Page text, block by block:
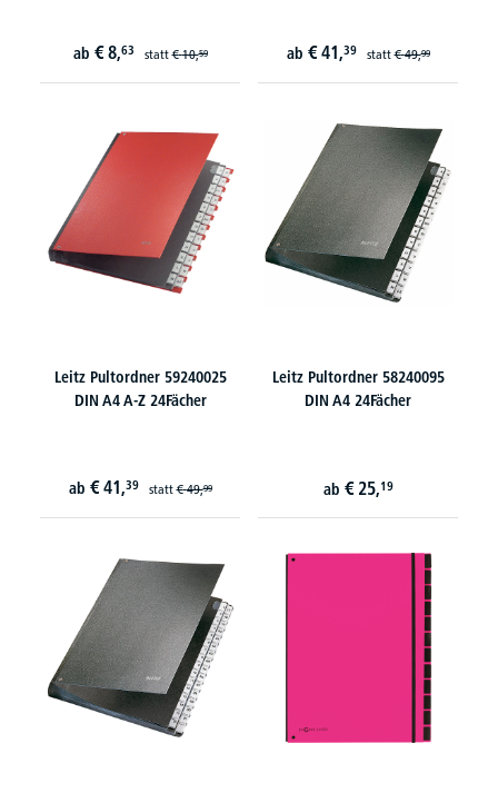
ab € 8,63 statt€ 10,59 ab € 41,39 statt€ 49,99
Leitz Pultordner 59240025
DIN A4 A-Z 24Fächer
ab € 41,39 statt€ 49,99
Leitz Pultordner 58240095
DIN A4 24Fächer
ab € 25,19